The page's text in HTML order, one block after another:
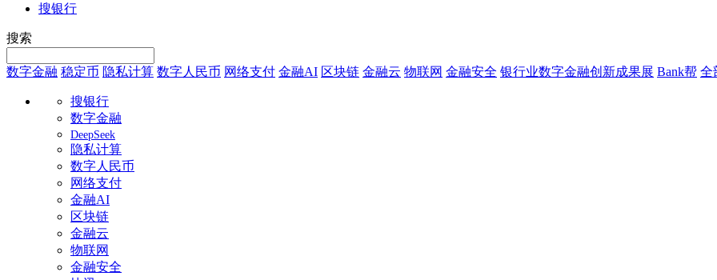
搜银行
搜索
数字金融 稳定币 隐私计算 数字人民币 网络支付 金融AI 区块链 金融云 物联网 金融安全 银行业数字金融创新成果展 Bank帮 全
搜银行
数字金融
DeepSeek
隐私计算
数字人民币
网络支付
金融AI
区块链
金融云
物联网
金融安全